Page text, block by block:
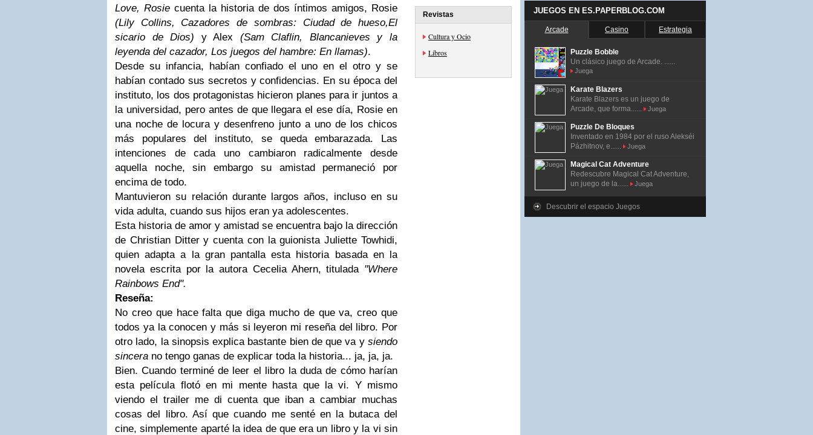
Love, Rosie cuenta la historia de dos íntimos amigos, Rosie
(Lily Collins, Cazadores de sombras: Ciudad de hueso,El
sicario de Dios) y Alex (Sam Claflin, Blancanieves y la
leyenda del cazador, Los juegos del hambre: En llamas).
Desde su infancia, habían confiado el uno en el otro y se
habían contado sus secretos y confidencias. En su época del
instituto, los dos protagonistas hicieron planes para ir juntos a
la universidad, pero antes de que llegara el ese día, Rosie en
una noche de locura y desenfreno junto a uno de los chicos
más populares del instituto, se queda embarazada. Las
intenciones de cada uno cambiaron radicalmente desde
aquella noche, sin embargo su amistad permaneció por
encima de todo.
Mantuvieron su relación durante largos años, incluso en su
vida adulta, cuando sus hijos eran ya adolescentes.
Esta historia de amor y amistad se encuentra bajo la dirección
de Christian Ditter y cuenta con la guionista Juliette Towhidi,
quien adapta a la gran pantalla esta historia basada en la
novela escrita por la autora Cecelia Ahern, titulada "Where
Rainbows End".
Reseña:
No creo que hace falta que diga mucho de que va, creo que
todos ya la conocen y más si leyeron mi reseña del libro. Por
otro lado, la sinopsis explica bastante bien de que va y siendo
sincera no tengo ganas de explicar toda la historia... ja, ja, ja.
Bien. Cuando terminé de leer el libro la duda de cómo harían
esta película flotó en mi mente hasta que la vi. Y mismo
viendo el trailer me di cuenta que iban a cambiar muchas
cosas del libro. Así que cuando me senté en la butaca del
cine, simplemente aparté la idea de que era un libro y la vi sin
Revistas
Cultura y Ocio
Libros
JUEGOS EN ES.PAPERBLOG.COM
Arcade Casino Estrategia
Puzzle Bobble
Un clásico juego de Arcade. ......
Juega
Karate Blazers
Karate Blazers es un juego de
Arcade, que forma......
Juega
Puzzle De Bloques
Inventado en 1984 por el ruso Alekséi
Pázhitnov, e......
Juega
Magical Cat Adventure
Redescubre Magical Cat Adventure,
un juego de la......
Juega
Descubrir el espacio Juegos